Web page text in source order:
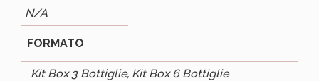
N/A
FORMATO
Kit Box 3 Bottiglie, Kit Box 6 Bottiglie